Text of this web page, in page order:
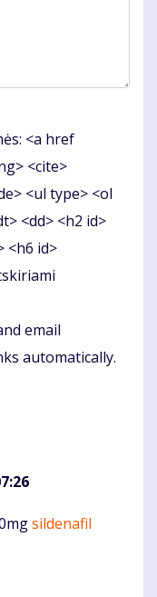
<a href
<cite>
<ul type> <ol
<dd> <h2 id>
<h6 id>
email
automatically.
sildenafil